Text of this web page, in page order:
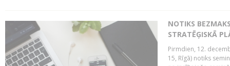
NOTIKS
STRATĒĢISKĀ
Pirmdien, 12.
15, Rīgā) notiks